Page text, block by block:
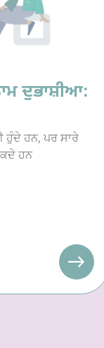
ਦੁਭਾਸ਼ੀਆ:
ਹੁੰਦੇ ਹਨ, ਪਰ ਸਾਰੇ
ਹਨ